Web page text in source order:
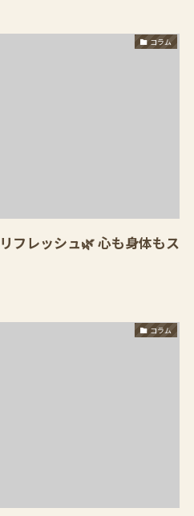
コラム
フレッシュ🌿 心も身体もス
コラム